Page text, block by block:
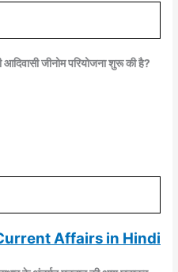
जीनोम परियोजना शुरू की है?
Affairs in Hindi